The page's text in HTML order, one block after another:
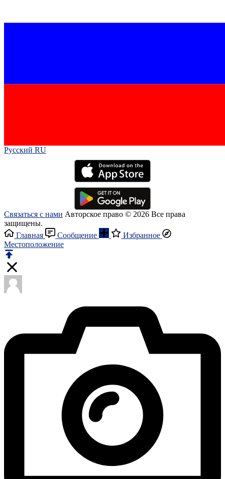
Русский RU‎
Связаться с нами Авторское право © 2026 Все права
защищены.
Главная
Сообщение
Избранное
Местоположение